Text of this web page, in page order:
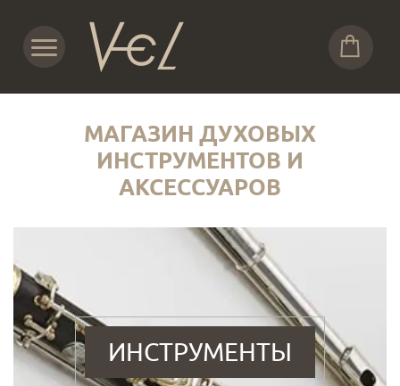
МАГАЗИН ДУХОВЫХ
ИНСТРУМЕНТОВ И
АКСЕССУАРОВ
ИНСТРУМЕНТЫ